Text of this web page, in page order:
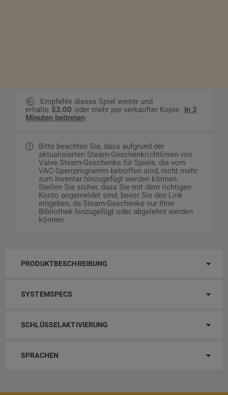
Empfehle dieses Spiel weiter und
erhalte $3.00 oder mehr per verkaufter Kopie. In 3
Minuten beitreten
Bitte beachten Sie, dass aufgrund der
aktualisierten Steam-Geschenkrichtlinien von
Valve Steam-Geschenke für Spiele, die vom
VAC-Sperrprogramm betroffen sind, nicht mehr
zum Inventar hinzugefügt werden können.
Stellen Sie sicher, dass Sie mit dem richtigen
Konto angemeldet sind, bevor Sie den Link
eingeben, da Steam-Geschenke nur Ihrer
Bibliothek hinzugefügt oder abgelehnt werden
können.
PRODUKTBESCHREIBUNG
SYSTEMSPECS
SCHLÜSSELAKTIVIERUNG
SPRACHEN